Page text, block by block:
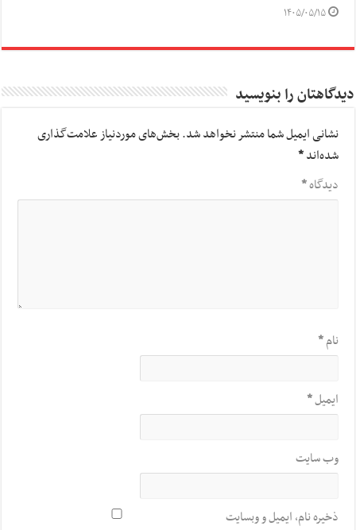
۱۴۰۵/۰۵/۱۵
دیدگاهتان را بنویسید
نشانی ایمیل شما منتشر نخواهد شد.بخش‌های موردنیاز علامت‌گذاری
شده‌اند*
دیدگاه*
نام*
ایمیل*
وب‌ سایت
ذخیره نام، ایمیل و وبسایت